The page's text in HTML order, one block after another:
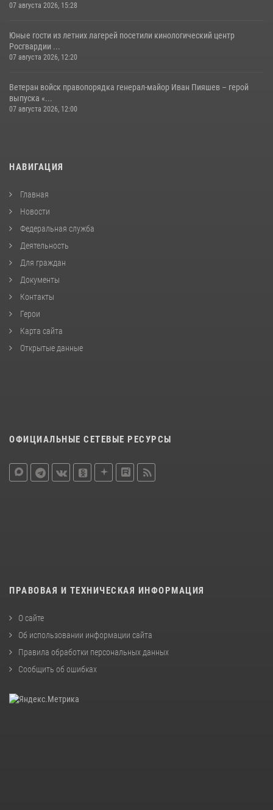
07 августа 2026, 15:28
Юные гости из летних лагерей посетили кинологический центр
Росгвардии ...
07 августа 2026, 12:20
Ветеран войск правопорядка генерал-майор Иван Пияшев – герой
выпуска «...
07 августа 2026, 12:00
НАВИГАЦИЯ
Главная
Новости
Федеральная служба
Деятельность
Для граждан
Документы
Контакты
Герои
Карта сайта
Открытые данные
ОФИЦИАЛЬНЫЕ СЕТЕВЫЕ РЕСУРСЫ
ПРАВОВАЯ И ТЕХНИЧЕСКАЯ ИНФОРМАЦИЯ
О сайте
Об использовании информации сайта
Правила обработки персональных данных
Сообщить об ошибках